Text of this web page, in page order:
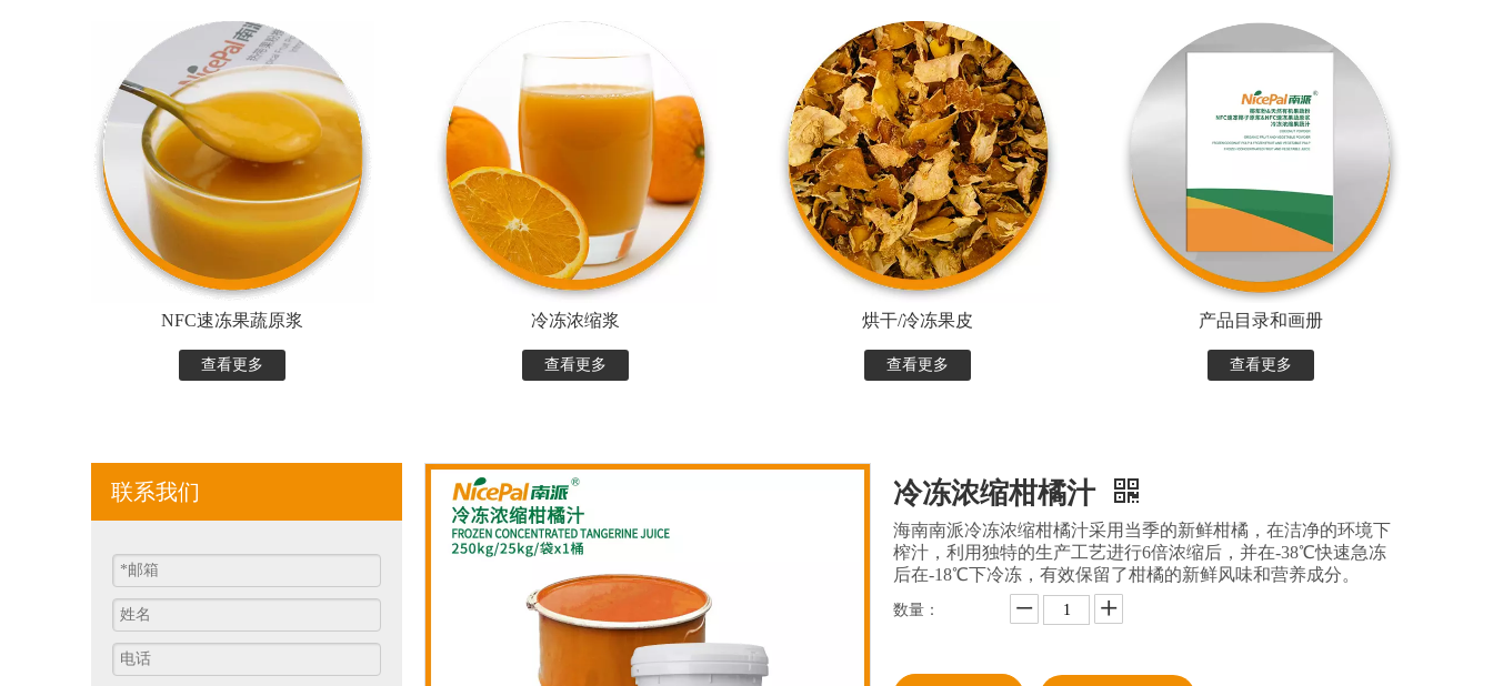
NFC速冻果蔬原浆
查看更多
冷冻浓缩浆
查看更多
烘干/冷冻果皮
查看更多
产品目录和画册
查看更多
联系我们 冷冻浓缩柑橘汁
海南南派冷冻浓缩柑橘汁采用当季的新鲜柑橘，在洁净的环境下
榨汁，利用独特的生产工艺进行6倍浓缩后，并在-38℃快速急冻
后在-18℃下冷冻，有效保留了柑橘的新鲜风味和营养成分。
数量：